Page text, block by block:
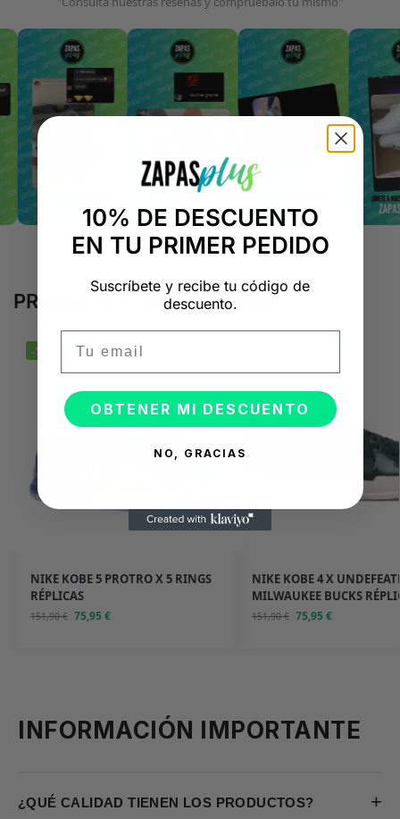
PRODUCTOS RELACIONADOS
-50%
NIKE KOBE 5 PROTRO X 5 RINGS
RÉPLICAS
151,90€ 75,95€
NIKE KOBE 4 X
MILWAUKEE BUCKS
151,90€ 75,95€
INFORMACIÓN IMPORTANTE
¿QUÉ CALIDAD TIENEN LOS PRODUCTOS? +
10% DE DESCUENTO
EN TU PRIMER PEDIDO
Suscríbete y recibe tu código de
descuento.
OBTENER MI DESCUENTO
NO, GRACIAS